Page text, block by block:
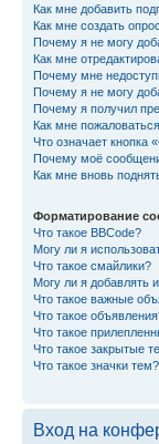
Как мне добавить
Как мне создать
Почему я не могу
Как мне
Почему мне
Почему я не могу
Почему я получил
Как мне
Что означает кнопка
Почему моё
Как мне вновь
Форматирование
Что такое BBCode?
Могу ли я
Что такое смайлики?
Могу ли я добавлять
Что такое важные
Что такое
Что такое
Что такое закрытые
Что такое значки тем?
Вход на